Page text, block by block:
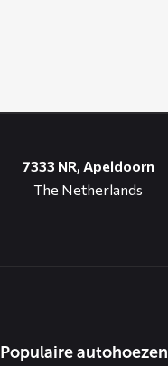
7333 NR, Apeldoorn
The Netherlands
Populaire autohoezen